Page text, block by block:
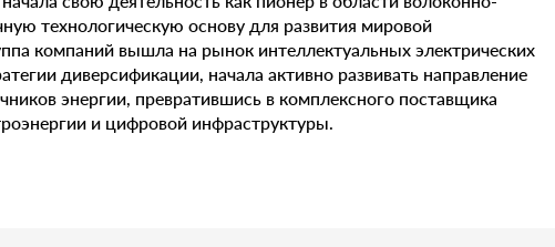
технологическую основу для развития мировой
компаний вышла на рынок интеллектуальных электрических
диверсификации, начала активно развивать направление
энергии, превратившись в комплексного поставщика
и цифровой инфраструктуры.